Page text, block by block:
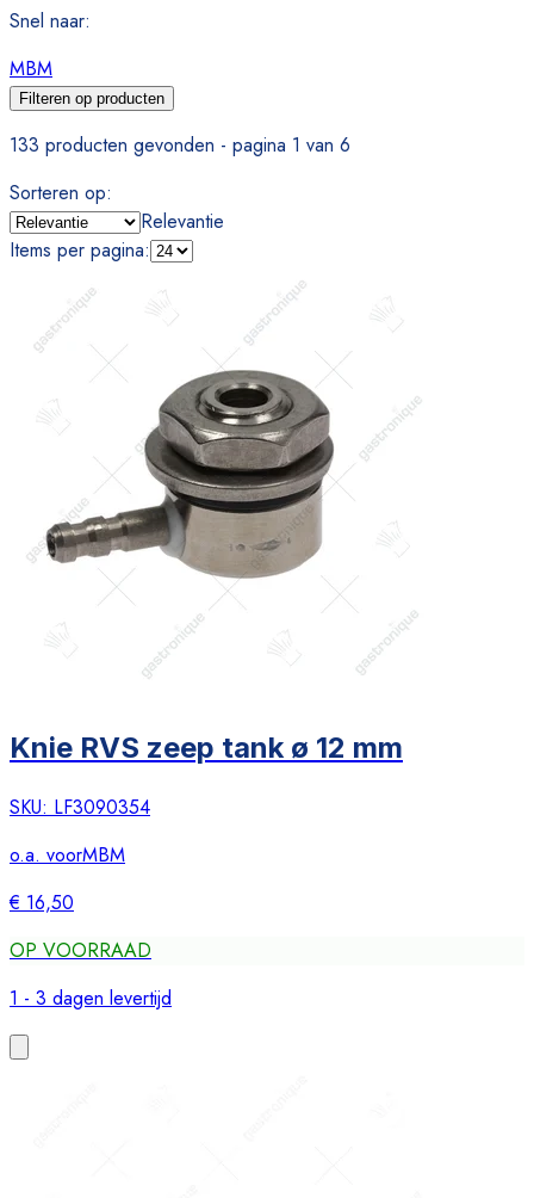
Snel naar:
MBM
Filteren op producten
133 producten gevonden - pagina 1 van 6
Sorteren op:
Relevantie
Items per pagina:
Knie RVS zeep tank ø 12 mm
SKU: LF3090354
o.a. voorMBM
€ 16,50
OP VOORRAAD
1 - 3 dagen levertijd